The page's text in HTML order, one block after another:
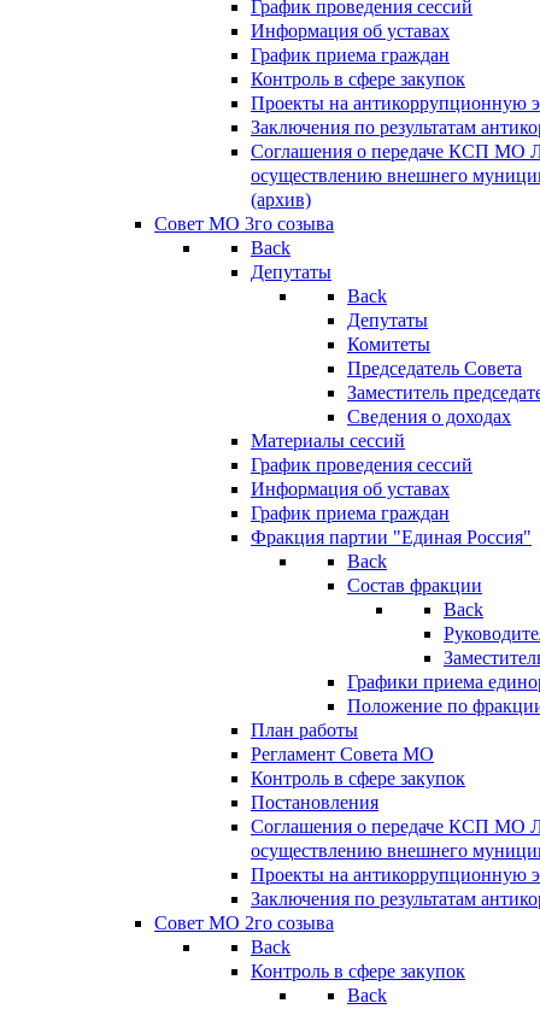
График проведения сессий
Информация об уставах
График приема граждан
Контроль в сфере закупок
Проекты на антикоррупционную
Заключения по результатам
Соглашения о передаче КСП МО
осуществлению внешнего
(архив)
Совет МО 3го созыва
Back
Депутаты
Back
Депутаты
Комитеты
Председатель Совета
Заместитель
Сведения о доходах
Материалы сессий
График проведения сессий
Информация об уставах
График приема граждан
Фракция партии "Единая Россия"
Back
Состав фракции
Back
Графики приема
Положение по
План работы
Регламент Совета МО
Контроль в сфере закупок
Постановления
Соглашения о передаче КСП МО
осуществлению внешнего
Проекты на антикоррупционную
Заключения по результатам
Совет МО 2го созыва
Back
Контроль в сфере закупок
Back